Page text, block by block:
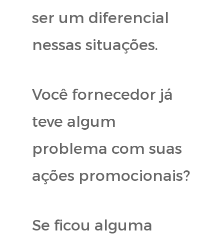
ser um diferencial
nessas situações.
Você fornecedor já
teve algum
problema com suas
ações promocionais?
Se ficou alguma